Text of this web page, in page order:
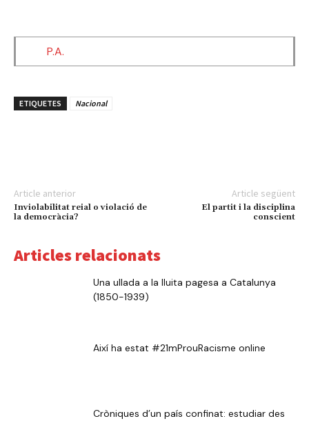
P.A.
ETIQUETES Nacional
Article anterior
Inviolabilitat reial o violació de
la democràcia?
Article següent
El partit i la disciplina
conscient
Articles relacionats
Una ullada a la lluita pagesa a Catalunya
(1850-1939)
Així ha estat #21mProuRacisme online
Cròniques d’un país confinat: estudiar des